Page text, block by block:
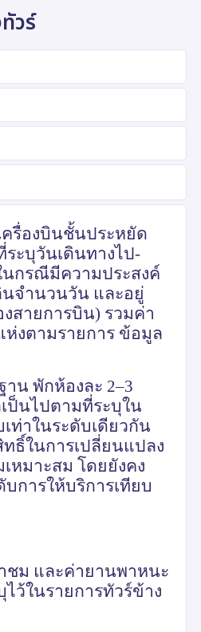
วร์
ครื่องบินชั้นประหยัด
ระบุวันเดินทางไป-
กรณีมีความประสงค์
นจำนวนวัน และอยู่
สายการบิน) รวมค่า
งตามรายการ ข้อมูล
น พักห้องละ 2–3
ป็นไปตามที่ระบุใน
ท่าในระดับเดียวกัน
ธิ์ในการเปลี่ยนแปลง
หมาะสม โดยยังคง
การให้บริการเทียบ
ชม และค่ายานพาหนะ
ว้ในรายการทัวร์ข้าง